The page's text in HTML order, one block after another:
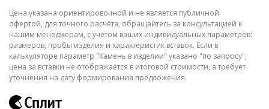
Цена указана ориентировочной и не является публичной
офертой, для точного расчёта, обращайтесь за консультацией к
нашим менеджерам, с учётом ваших индивидуальных параметров:
размеров, пробы изделия и характеристик вставок. Если в
калькуляторе параметр "Камень в изделии" указано "по запросу",
цена за вставки не отображается в итоговой стоимости, а требует
уточнения на дату формирования предложения.